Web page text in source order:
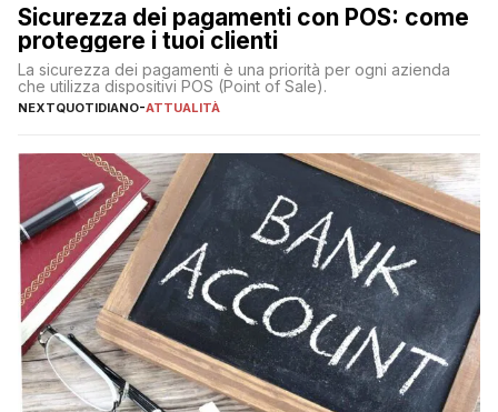
Sicurezza dei pagamenti con POS: come
proteggere i tuoi clienti
La sicurezza dei pagamenti è una priorità per ogni azienda
che utilizza dispositivi POS (Point of Sale).
NEXTQUOTIDIANO-ATTUALITÀ